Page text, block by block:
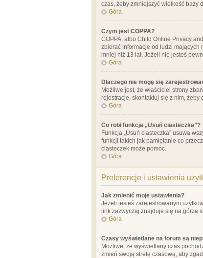
czas, żeby zmniejszyć wielkość bazy
Góra
Czym jest COPPA?
COPPA, albo Child Online Privacy
zbierać informacje od ludzi mających
mniej niż 13 lat. Jeżeli nie jesteś
Góra
Dlaczego nie mogę się
Możliwe jest, że właściciel strony
rejestracje, skontaktuj się z nim,
Góra
Co robi funkcja „Usuń ciasteczka”?
Funkcja „Usuń ciasteczka” usuwa
funkcji takich jak pamiętanie co
ciasteczek może pomóc.
Góra
Preferencje i ustawienia
Jak zmienić moje ustawienia?
Jeżeli jesteś zarejestrowanym
link zazwyczaj znajduje się na górze
Góra
Czasy wyświetlane na forum są
Możliwe, że wyświetlany czas
zmień swoją strefę czasową, aby